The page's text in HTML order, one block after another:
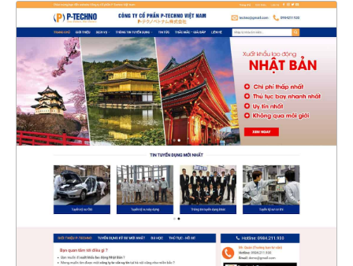
4358
CHI TIẾT